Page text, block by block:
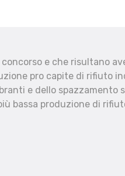
e che risultano
pro capite di rifiuto
e dello spazzamento
bassa produzione di